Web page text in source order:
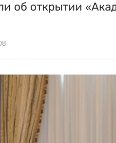
об открытии